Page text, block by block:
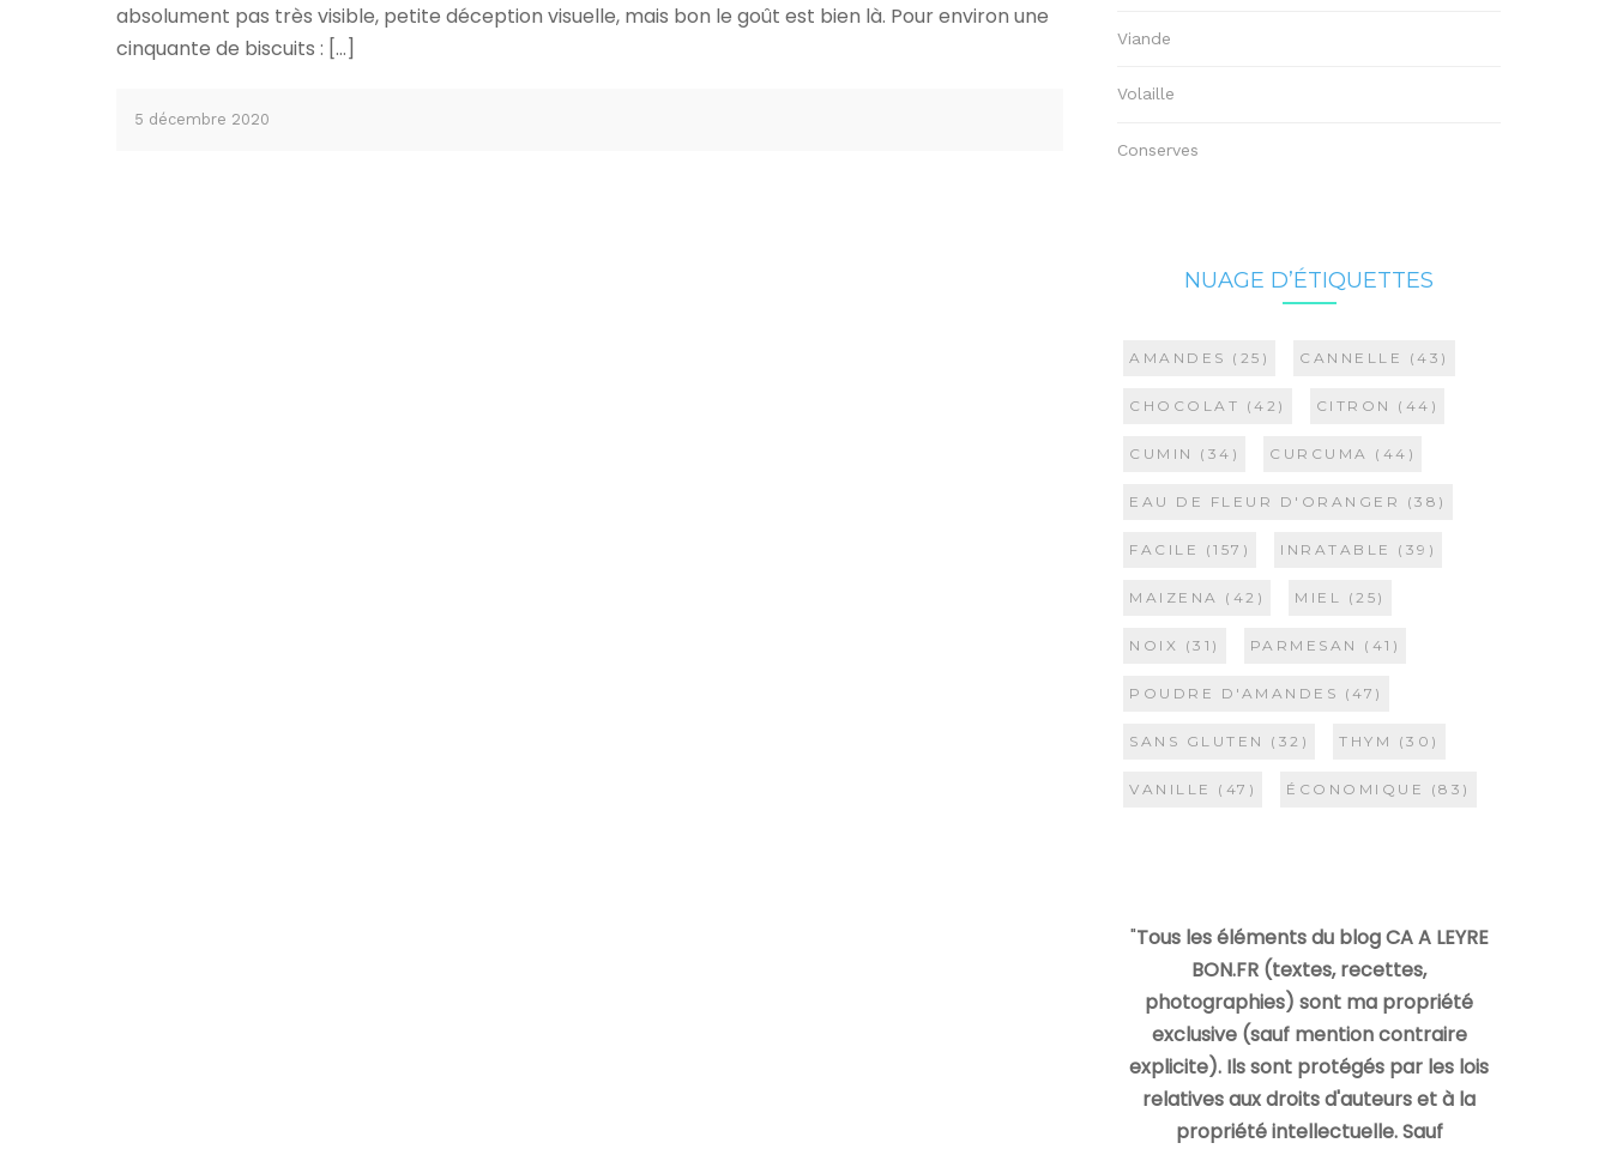
absolument pas très visible, petite déception visuelle, mais bon le goût est bien là. Pour environ une
cinquante de biscuits : […]
5 décembre 2020
Viande
Volaille
Conserves
NUAGE D’ÉTIQUETTES
AMANDES (25) CANNELLE (43)
CHOCOLAT (42) CITRON (44)
CUMIN (34) CURCUMA (44)
EAU DE FLEUR D'ORANGER (38)
FACILE (157) INRATABLE (39)
MAIZENA (42) MIEL (25)
NOIX (31) PARMESAN (41)
POUDRE D'AMANDES (47)
SANS GLUTEN (32) THYM (30)
VANILLE (47) ÉCONOMIQUE (83)
"Tous les éléments du blog CA A LEYRE
BON.FR (textes, recettes,
photographies) sont ma propriété
exclusive (sauf mention contraire
explicite). Ils sont protégés par les lois
relatives aux droits d'auteurs et à la
propriété intellectuelle. Sauf